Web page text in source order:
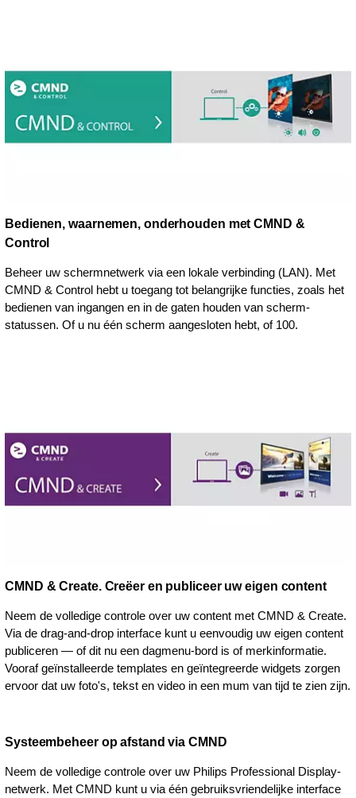
Bedienen, waarnemen, onderhouden met CMND &
Control
Beheer uw schermnetwerk via een lokale verbinding (LAN). Met
CMND & Control hebt u toegang tot belangrijke functies, zoals het
bedienen van ingangen en in de gaten houden van scherm-
statussen. Of u nu één scherm aangesloten hebt, of 100.
CMND & Create. Creëer en publiceer uw eigen content
Neem de volledige controle over uw content met CMND & Create.
Via de drag-and-drop interface kunt u eenvoudig uw eigen content
publiceren — of dit nu een dagmenu-bord is of merkinformatie.
Vooraf geïnstalleerde templates en geïntegreerde widgets zorgen
ervoor dat uw foto's, tekst en video in een mum van tijd te zien zijn.
Systeembeheer op afstand via CMND
Neem de volledige controle over uw Philips Professional Display-
netwerk. Met CMND kunt u via één gebruiksvriendelijke interface